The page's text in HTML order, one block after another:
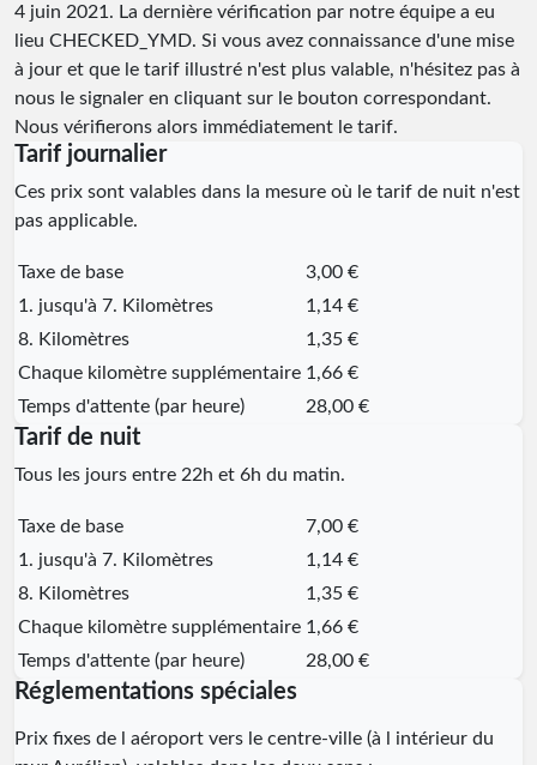
4 juin 2021. La dernière vérification par notre équipe a eu
lieu CHECKED_YMD. Si vous avez connaissance d'une mise
à jour et que le tarif illustré n'est plus valable, n'hésitez pas à
nous le signaler en cliquant sur le bouton correspondant.
Nous vérifierons alors immédiatement le tarif.
Tarif journalier
Ces prix sont valables dans la mesure où le tarif de nuit n'est
pas applicable.
Taxe de base
3,00 €
1. jusqu'à 7. Kilomètres
1,14 €
8. Kilomètres
1,35 €
Chaque kilomètre supplémentaire 1,66 €
Temps d'attente (par heure)
28,00 €
Tarif de nuit
Tous les jours entre 22h et 6h du matin.
Taxe de base
7,00 €
1. jusqu'à 7. Kilomètres
1,14 €
8. Kilomètres
1,35 €
Chaque kilomètre supplémentaire 1,66 €
Temps d'attente (par heure)
28,00 €
Réglementations spéciales
Prix fixes de l aéroport vers le centre-ville (à l intérieur du